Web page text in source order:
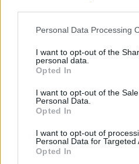
Personal Data Processing
I want to opt-out of the
personal data.
Opted In
I want to opt-out of the
Personal Data.
Opted In
I want to opt-out of
Personal Data for Targeted
Opted In
vincitore sia della qualifica sia del
Il commento di Alberto Venturelli,
del Settore Para-Archery della
ottenuto risultati molto al di sopra
ragazzi con due storie
di dare il massimo e di fare
Cantergiani che si è ammalato
avuto ottime chance di alta
Regionali Indoor con lo sguardo